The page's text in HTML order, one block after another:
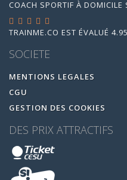
COACH SPORTIF À DOMICILE
TRAINME.CO EST ÉVALUÉ 4.95
SOCIETE
MENTIONS LEGALES
CGU
GESTION DES COOKIES
DES PRIX ATTRACTIFS